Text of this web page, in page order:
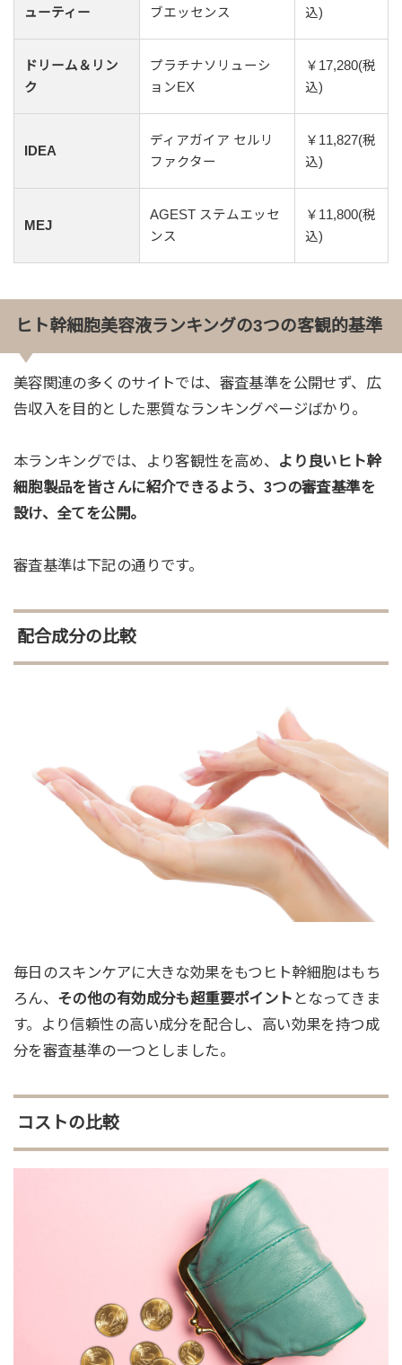
ューティー
ブエッセンス
込)
ドリーム＆リン
ク
プラチナソリューシ
ョンEX
￥17,280(税
込)
IDEA
ディアガイア セルリ
ファクター
￥11,827(税
込)
MEJ
AGEST ステムエッセ
ンス
￥11,800(税
込)
ヒト幹細胞美容液ランキングの3つの客観的基準
美容関連の多くのサイトでは、審査基準を公開せず、広
告収入を目的とした悪質なランキングページばかり。
本ランキングでは、より客観性を高め、 より良いヒト幹
細胞製品を皆さんに紹介できるよう、3つの審査基準を
設け、全てを公開。
審査基準は下記の通りです。
配合成分の比較
毎日のスキンケアに大きな効果をもつヒト幹細胞はもち
ろん、 その他の有効成分も超重要ポイント となってきま
す。より信頼性の高い成分を配合し、高い効果を持つ成
分を審査基準の一つとしました。
コストの比較